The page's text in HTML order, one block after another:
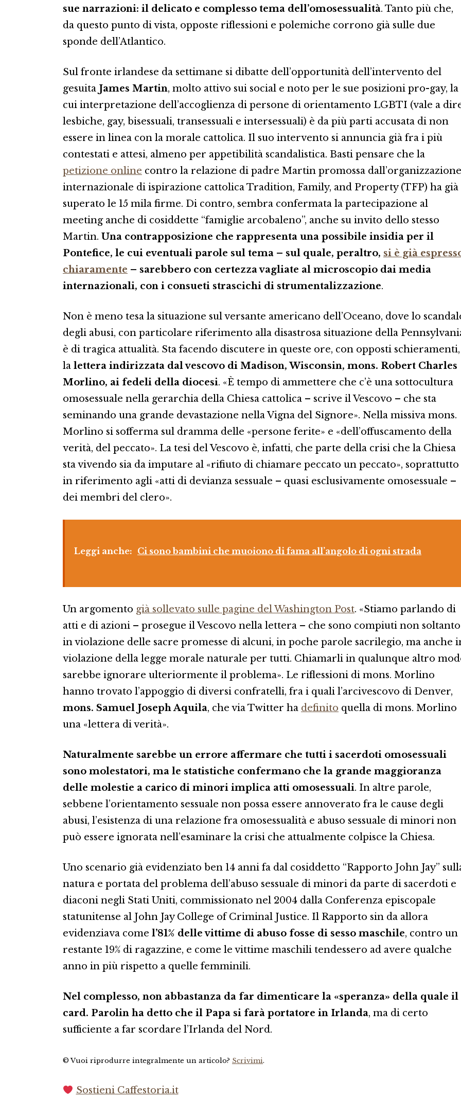
sue narrazioni: il delicato e complesso tema dell’omosessualità. Tanto più che,
da questo punto di vista, opposte riflessioni e polemiche corrono già sulle due
sponde dell’Atlantico.
Sul fronte irlandese da settimane si dibatte dell’opportunità dell’intervento del
gesuita James Martin, molto attivo sui social e noto per le sue posizioni pro-gay, la
cui interpretazione dell’accoglienza di persone di orientamento LGBTI (vale a
lesbiche, gay, bisessuali, transessuali e intersessuali) è da più parti accusata di non
essere in linea con la morale cattolica. Il suo intervento si annuncia già fra i più
contestati e attesi, almeno per appetibilità scandalistica. Basti pensare che la
petizione online contro la relazione di padre Martin promossa dall’organizzazione
internazionale di ispirazione cattolica Tradition, Family, and Property (TFP) ha già
superato le 15 mila firme. Di contro, sembra confermata la partecipazione al
meeting anche di cosiddette “famiglie arcobaleno”, anche su invito dello stesso
Martin. Una contrapposizione che rappresenta una possibile insidia per il
Pontefice, le cui eventuali parole sul tema – sul quale, peraltro, si è già
chiaramente – sarebbero con certezza vagliate al microscopio dai media
internazionali, con i consueti strascichi di strumentalizzazione.
Non è meno tesa la situazione sul versante americano dell’Oceano, dove lo
degli abusi, con particolare riferimento alla disastrosa situazione della
è di tragica attualità. Sta facendo discutere in queste ore, con opposti schieramenti,
la lettera indirizzata dal vescovo di Madison, Wisconsin, mons. Robert Charles
Morlino, ai fedeli della diocesi. «È tempo di ammettere che c’è una sottocultura
omosessuale nella gerarchia della Chiesa cattolica – scrive il Vescovo – che sta
seminando una grande devastazione nella Vigna del Signore». Nella missiva mons.
Morlino si sofferma sul dramma delle «persone ferite» e «dell’offuscamento della
verità, del peccato». La tesi del Vescovo è, infatti, che parte della crisi che la Chiesa
sta vivendo sia da imputare al «rifiuto di chiamare peccato un peccato», soprattutto
in riferimento agli «atti di devianza sessuale – quasi esclusivamente omosessuale –
dei membri del clero».
Leggi anche: Ci sono bambini che muoiono di fama all’angolo di ogni strada
Un argomento già sollevato sulle pagine del Washington Post. «Stiamo parlando di
atti e di azioni – prosegue il Vescovo nella lettera – che sono compiuti non soltanto
in violazione delle sacre promesse di alcuni, in poche parole sacrilegio, ma anche
violazione della legge morale naturale per tutti. Chiamarli in qualunque altro
sarebbe ignorare ulteriormente il problema». Le riflessioni di mons. Morlino
hanno trovato l’appoggio di diversi confratelli, fra i quali l’arcivescovo di Denver,
mons. Samuel Joseph Aquila, che via Twitter ha definito quella di mons. Morlino
una «lettera di verità».
Naturalmente sarebbe un errore affermare che tutti i sacerdoti omosessuali
sono molestatori, ma le statistiche confermano che la grande maggioranza
delle molestie a carico di minori implica atti omosessuali. In altre parole,
sebbene l’orientamento sessuale non possa essere annoverato fra le cause degli
abusi, l’esistenza di una relazione fra omosessualità e abuso sessuale di minori non
può essere ignorata nell’esaminare la crisi che attualmente colpisce la Chiesa.
Uno scenario già evidenziato ben 14 anni fa dal cosiddetto “Rapporto John Jay”
natura e portata del problema dell’abuso sessuale di minori da parte di sacerdoti e
diaconi negli Stati Uniti, commissionato nel 2004 dalla Conferenza episcopale
statunitense al John Jay College of Criminal Justice. Il Rapporto sin da allora
evidenziava come l’81% delle vittime di abuso fosse di sesso maschile, contro un
restante 19% di ragazzine, e come le vittime maschili tendessero ad avere qualche
anno in più rispetto a quelle femminili.
Nel complesso, non abbastanza da far dimenticare la «speranza» della quale il
card. Parolin ha detto che il Papa si farà portatore in Irlanda, ma di certo
sufficiente a far scordare l’Irlanda del Nord.
© Vuoi riprodurre integralmente un articolo? Scrivimi.
Sostieni Caffestoria.it